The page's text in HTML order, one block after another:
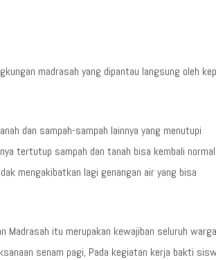
madrasah yang dipantau langsung oleh
dan sampah-sampah lainnya yang menutupi
tertutup sampah dan tanah bisa kembali normal,
mengakibatkan lagi genangan air yang bisa
Madrasah itu merupakan kewajiban seluruh warga
senam pagi, Pada kegiatan kerja bakti